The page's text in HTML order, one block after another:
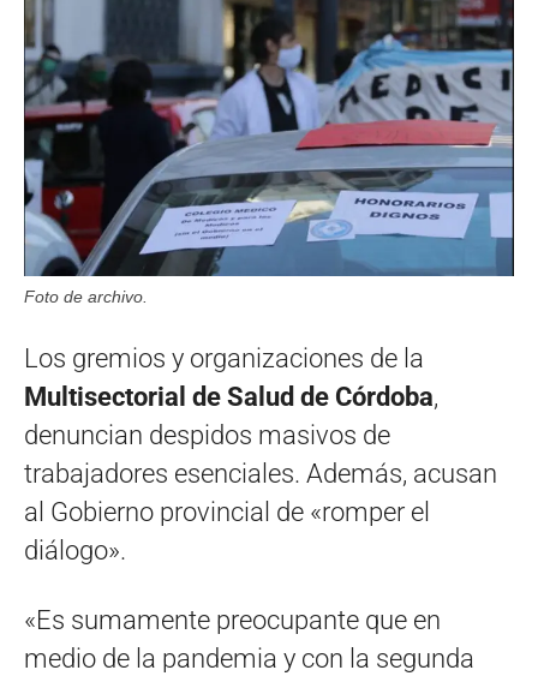
Foto de archivo.
Los gremios y organizaciones de la
Multisectorial de Salud de Córdoba,
denuncian despidos masivos de
trabajadores esenciales. Además, acusan
al Gobierno provincial de «romper el
diálogo».
«Es sumamente preocupante que en
medio de la pandemia y con la segunda